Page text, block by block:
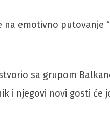
emotivno putovanje
sa grupom
i njegovi novi gosti će